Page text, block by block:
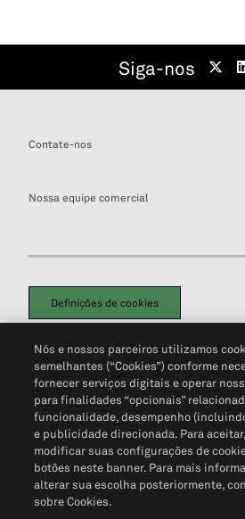
Siga-nos
Contate-nos
Nossa equipe comercial
Definições de cookies
Política de PrivacidadePortal de privacidade
Não Venda Minhas Informações Pessoais©
Nós e nossos parceiros utilizamos
semelhantes (“Cookies”) conforme
fornecer serviços digitais e operar
para finalidades “opcionais”
funcionalidade, desempenho
e publicidade direcionada. Para
modificar suas configurações de
botões neste banner. Para mais
alterar sua escolha posteriormente,
sobre Cookies.